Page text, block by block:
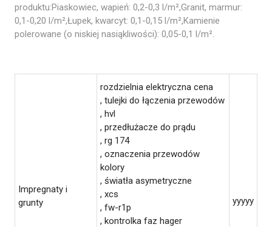
produktu:Piaskowiec, wapień: 0,2-0,3 l/m²,Granit, marmur:
0,1-0,20 l/m²,Łupek, kwarcyt: 0,1-0,15 l/m²,Kamienie
polerowane (o niskiej nasiąkliwości): 0,05-0,1 l/m².
Impregnaty i
grunty
rozdzielnia elektryczna cena
, tulejki do łączenia przewodów
, hvl
, przedłużacze do prądu
, rg 174
, oznaczenia przewodów
kolory
, światła asymetryczne
, xcs
, fw-r1p
, kontrolka faz hager
yyyyy